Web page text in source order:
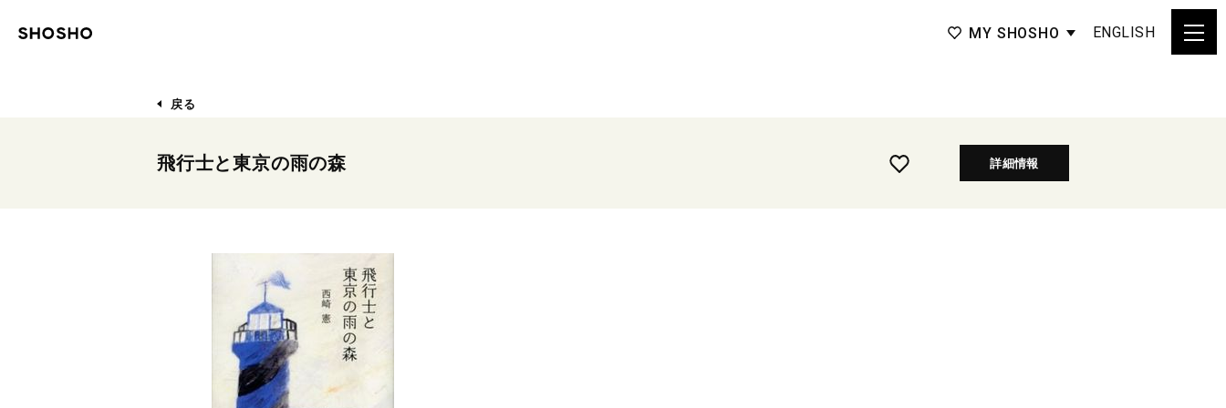
MY SHOSHO ENGLISH
戻る
飛行士と東京の雨の森 詳細情報